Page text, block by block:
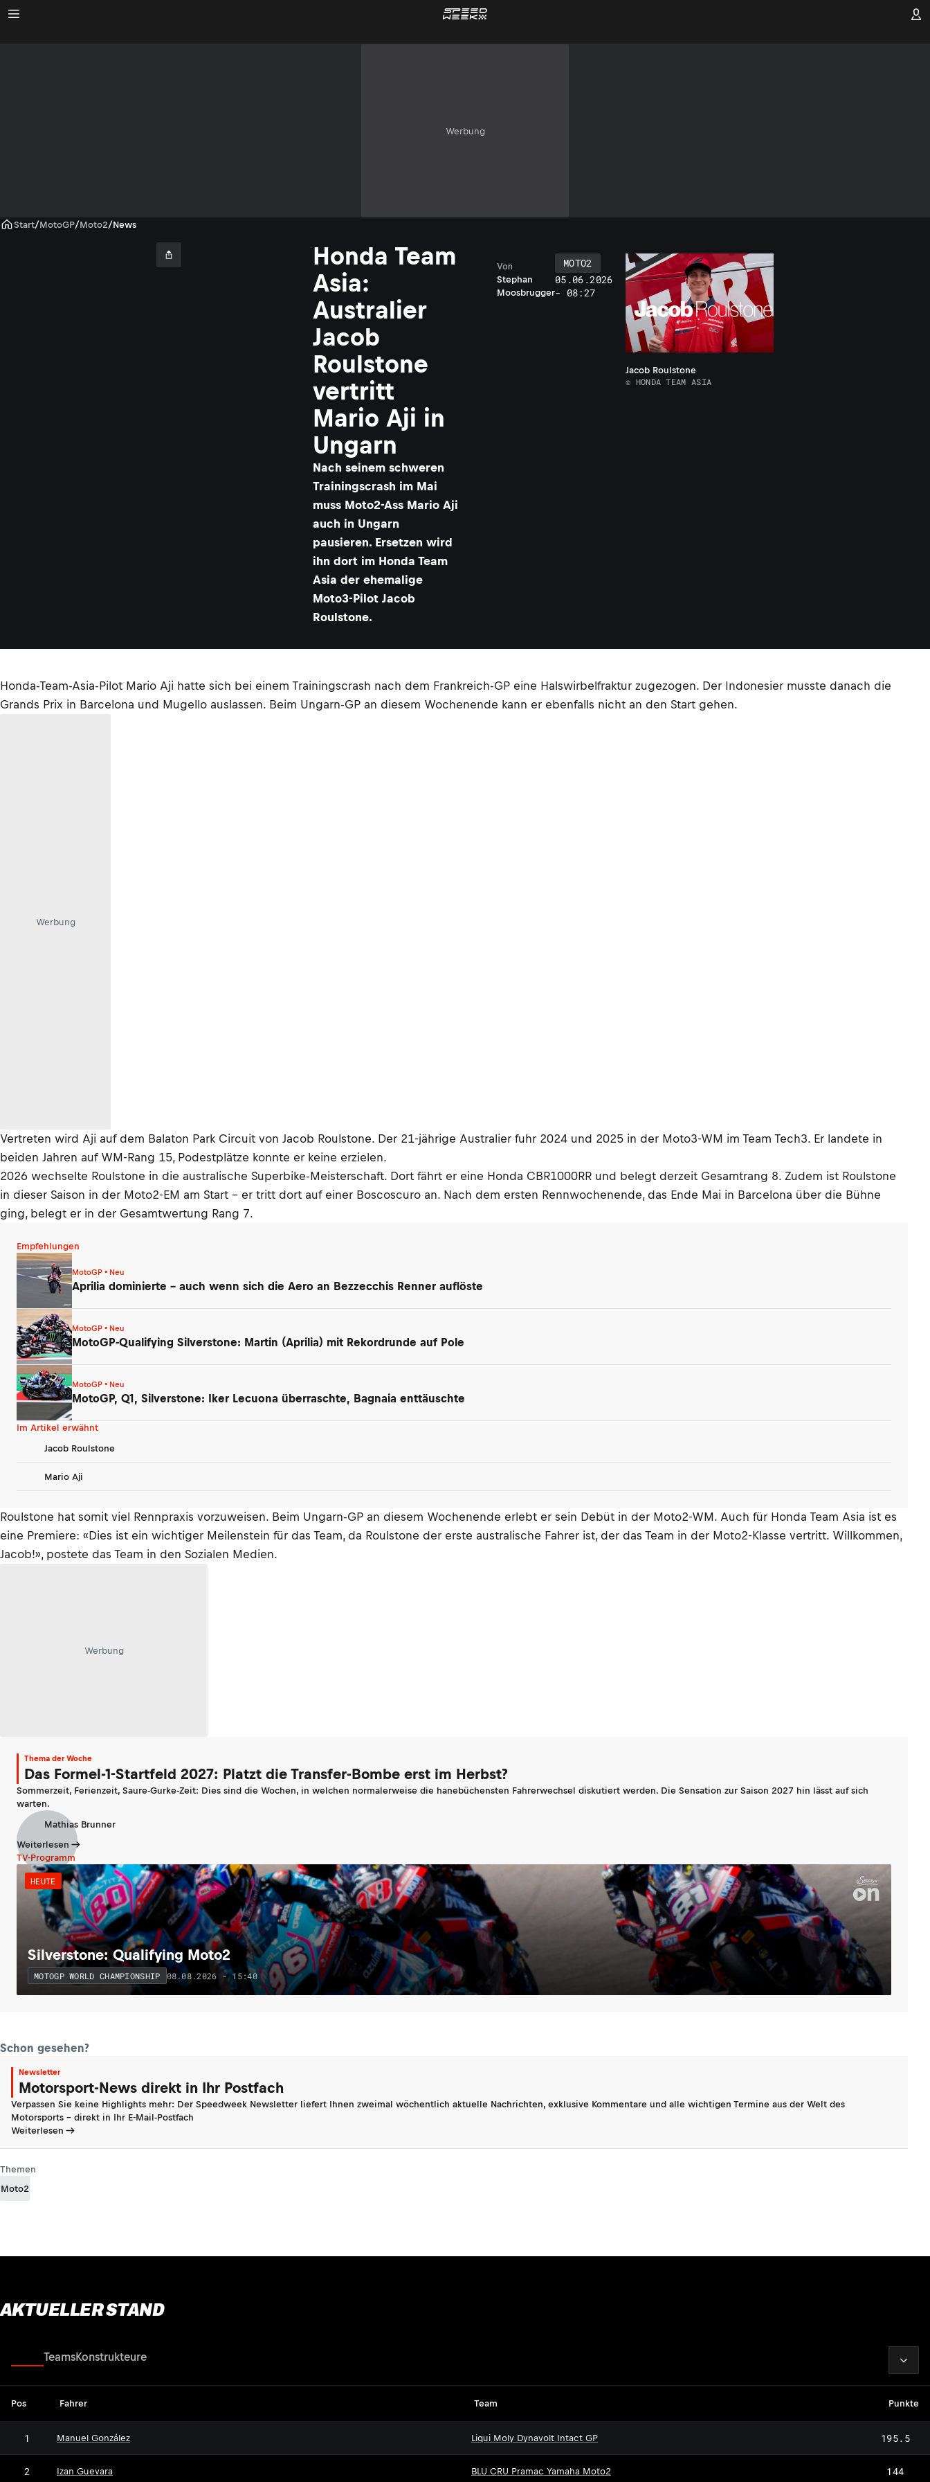
Werbung
Start/MotoGP/Moto2/News
Honda Team
Asia:
Australier
Jacob
Roulstone
vertritt
Mario Aji in
Ungarn
Nach seinem schweren
Trainingscrash im Mai
muss Moto2-Ass Mario Aji
auch in Ungarn
pausieren. Ersetzen wird
ihn dort im Honda Team
Asia der ehemalige
Moto3-Pilot Jacob
Roulstone.
Stephan
Moosbrugger
Von
MOTO2
05.06.2026
- 08:27
Jacob Roulstone
© HONDA TEAM ASIA
Honda-Team-Asia-Pilot Mario Aji hatte sich bei einem Trainingscrash nach dem Frankreich-GP eine Halswirbelfraktur zugezogen. Der Indonesier musste danach die
Grands Prix in Barcelona und Mugello auslassen. Beim Ungarn-GP an diesem Wochenende kann er ebenfalls nicht an den Start gehen.
Werbung
Vertreten wird Aji auf dem Balaton Park Circuit von Jacob Roulstone. Der 21-jährige Australier fuhr 2024 und 2025 in der Moto3-WM im Team Tech3. Er landete in
beiden Jahren auf WM-Rang 15, Podestplätze konnte er keine erzielen.
2026 wechselte Roulstone in die australische Superbike-Meisterschaft. Dort fährt er eine Honda CBR1000RR und belegt derzeit Gesamtrang 8. Zudem ist Roulstone
in dieser Saison in der Moto2-EM am Start – er tritt dort auf einer Boscoscuro an. Nach dem ersten Rennwochenende, das Ende Mai in Barcelona über die Bühne
ging, belegt er in der Gesamtwertung Rang 7.
Empfehlungen
MotoGP • Neu
Aprilia dominierte – auch wenn sich die Aero an Bezzecchis Renner auflöste
MotoGP • Neu
MotoGP-Qualifying Silverstone: Martin (Aprilia) mit Rekordrunde auf Pole
MotoGP • Neu
MotoGP, Q1, Silverstone: Iker Lecuona überraschte, Bagnaia enttäuschte
Im Artikel erwähnt
Jacob Roulstone
Mario Aji
Roulstone hat somit viel Rennpraxis vorzuweisen. Beim Ungarn-GP an diesem Wochenende erlebt er sein Debüt in der Moto2-WM. Auch für Honda Team Asia ist es
eine Premiere: «Dies ist ein wichtiger Meilenstein für das Team, da Roulstone der erste australische Fahrer ist, der das Team in der Moto2-Klasse vertritt. Willkommen,
Jacob!», postete das Team in den Sozialen Medien.
Werbung
Thema der Woche
Das Formel-1-Startfeld 2027: Platzt die Transfer-Bombe erst im Herbst?
Sommerzeit, Ferienzeit, Saure-Gurke-Zeit: Dies sind die Wochen, in welchen normalerweise die hanebüchensten Fahrerwechsel diskutiert werden. Die Sensation zur Saison 2027 hin lässt auf sich
warten.
Mathias Brunner
Weiterlesen
TV-Programm
HEUTE
Silverstone: Qualifying Moto2
MOTOGP WORLD CHAMPIONSHIP 08.08.2026 - 15:40
Schon gesehen?
Newsletter
Motorsport-News direkt in Ihr Postfach
Verpassen Sie keine Highlights mehr: Der Speedweek Newsletter liefert Ihnen zweimal wöchentlich aktuelle Nachrichten, exklusive Kommentare und alle wichtigen Termine aus der Welt des
Motorsports - direkt in Ihr E-Mail-Postfach
Weiterlesen
Themen
Moto2
AKTUELLER STAND
TeamsKonstrukteure
Pos Fahrer Team Punkte
1 Manuel González Liqui Moly Dynavolt Intact GP 195.5
2 Izan Guevara BLU CRU Pramac Yamaha Moto2 144